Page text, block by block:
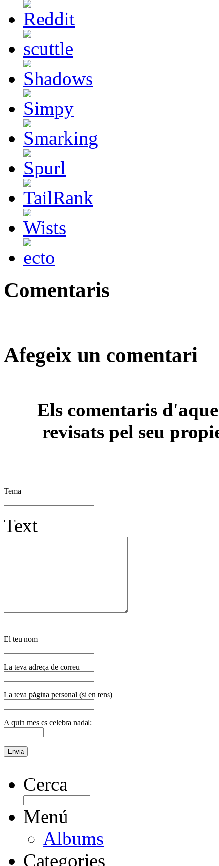
Comentaris
Afegeix un comentari
Els comentaris
revisats pel seu
Tema
Text
El teu nom
La teva adreça de correu
La teva pàgina personal (si en tens)
A quin mes es celebra nadal:
Cerca
Menú
Albums
Categories